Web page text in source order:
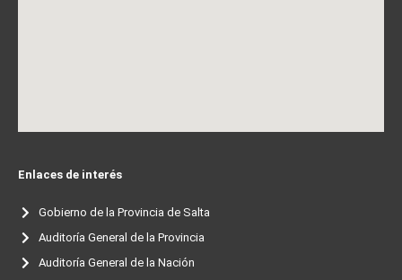
Enlaces de interés
Gobierno de la Provincia de Salta
Auditoría General de la Provincia
Auditoría General de la Nación